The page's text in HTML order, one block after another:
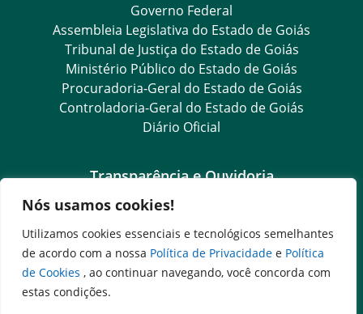
Nós usamos cookies!
Utilizamos cookies essenciais e tecnológicos semelhantes
de acordo com a nossa Política de Privacidade e Política
de Cookies , ao continuar navegando, você concorda com
estas condições.
Governo Federal
Assembleia Legislativa do Estado de Goiás
Tribunal de Justiça do Estado de Goiás
Ministério Público do Estado de Goiás
Procuradoria-Geral do Estado de Goiás
Controladoria-Geral do Estado de Goiás
Diário Oficial
Transparência e Ouvidoria
LGPD
Goiás Transparência
Dados Abertos Goiás
e-SIC
SIC – Serviço de Informação ao Cidadão